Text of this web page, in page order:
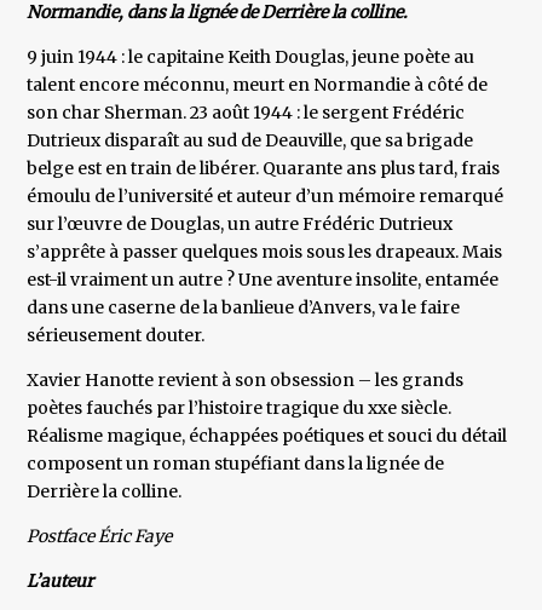
Normandie, dans la lignée de Derrière la colline.
9 juin 1944 : le capitaine Keith Douglas, jeune poète au
talent encore méconnu, meurt en Normandie à côté de
son char Sherman. 23 août 1944 : le sergent Frédéric
Dutrieux disparaît au sud de Deauville, que sa brigade
belge est en train de libérer. Quarante ans plus tard, frais
émoulu de l’université et auteur d’un mémoire remarqué
sur l’œuvre de Douglas, un autre Frédéric Dutrieux
s’apprête à passer quelques mois sous les drapeaux. Mais
est-il vraiment un autre ? Une aventure insolite, entamée
dans une caserne de la banlieue d’Anvers, va le faire
sérieusement douter.
Xavier Hanotte revient à son obsession – les grands
poètes fauchés par l’histoire tragique du xxe siècle.
Réalisme magique, échappées poétiques et souci du détail
composent un roman stupéfiant dans la lignée de
Derrière la colline.
Postface Éric Faye
L’auteur